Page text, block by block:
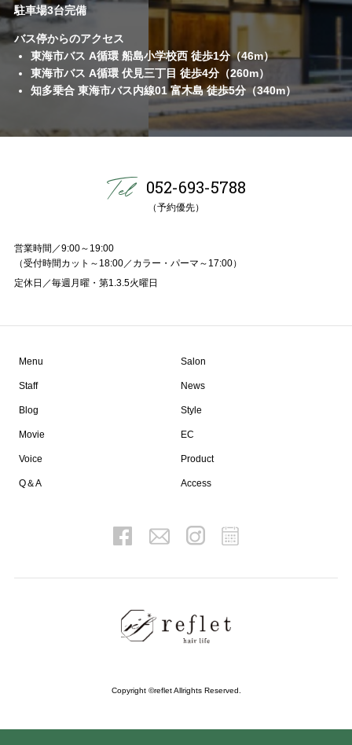
駐車場3台完備
バス停からのアクセス
東海市バス A循環 船島小学校西 徒歩1分（46m）
東海市バス A循環 伏見三丁目 徒歩4分（260m）
知多乗合 東海市バス内線01 富木島 徒歩5分（340m）
052-693-5788
（予約優先）
営業時間／9:00～19:00
（受付時間カット～18:00／カラー・パーマ～17:00）
定休日／毎週月曜・第1.3.5火曜日
Menu Salon
Staff News
Blog Style
Movie EC
Voice Product
Q＆A Access
Copyright ©reflet Allrights Reserved.